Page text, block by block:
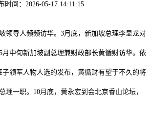
间：2026-05-17 14:11:15
导人频频访华。3月底，新加坡总理李显龙对
月中旬新加坡副总理兼财政部长黄循财访华。依
子领军人物人选的发布，黄循财有望于不久的将
理一职。10月底，黄永宏到会北京香山论坛，